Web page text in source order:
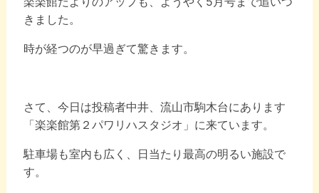
きました。
時が経つのが早過ぎて驚きます。
さて、今日は投稿者中井、流山市駒木台にあります
「楽楽館第２パワリハスタジオ」に来ています。
駐車場も室内も広く、日当たり最高の明るい施設で
す。